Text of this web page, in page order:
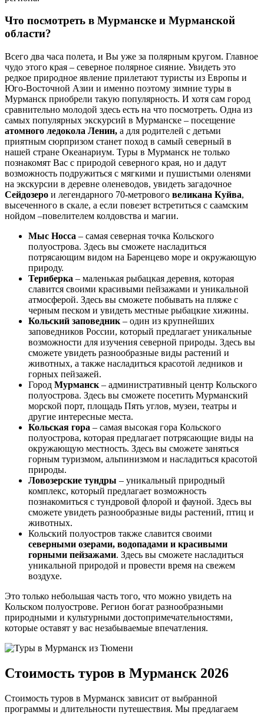
Что посмотреть в Мурманске и Мурманской
области?
Всего два часа полета, и Вы уже за полярным кругом. Главное
чудо этого края – северное полярное сияние. Увидеть это
редкое природное явление прилетают туристы из Европы и
Юго-Восточной Азии и именно поэтому зимние туры в
Мурманск приобрели такую популярность. И хотя сам город
сравнительно молодой здесь есть на что посмотреть. Одна из
самых популярных экскурсий в Мурманске – посещение
атомного ледокола Ленин, а для родителей с детьми
приятным сюрпризом станет поход в самый северный в
нашей стране Океанариум. Туры в Мурманск не только
познакомят Вас с природой северного края, но и дадут
возможность подружиться с мягкими и пушистыми оленями
на экскурсии в деревне оленеводов, увидеть загадочное
Сейдозеро и легендарного 70-метрового великана Куйва,
высеченного в скале, а если повезет встретиться с саамским
нойдом –повелителем колдовства и магии.
Мыс Носса – самая северная точка Кольского
полуострова. Здесь вы сможете насладиться
потрясающим видом на Баренцево море и окружающую
природу.
Териберка – маленькая рыбацкая деревня, которая
славится своими красивыми пейзажами и уникальной
атмосферой. Здесь вы сможете побывать на пляже с
черным песком и увидеть местные рыбацкие хижины.
Кольский заповедник – один из крупнейших
заповедников России, который предлагает уникальные
возможности для изучения северной природы. Здесь вы
сможете увидеть разнообразные виды растений и
животных, а также насладиться красотой ледников и
горных пейзажей.
Город Мурманск – административный центр Кольского
полуострова. Здесь вы сможете посетить Мурманский
морской порт, площадь Пять углов, музеи, театры и
другие интересные места.
Кольская гора – самая высокая гора Кольского
полуострова, которая предлагает потрясающие виды на
окружающую местность. Здесь вы сможете заняться
горным туризмом, альпинизмом и насладиться красотой
природы.
Ловозерские тундры – уникальный природный
комплекс, который предлагает возможность
познакомиться с тундровой флорой и фауной. Здесь вы
сможете увидеть разнообразные виды растений, птиц и
животных.
Кольский полуостров также славится своими
северными озерами, водопадами и красивыми
горными пейзажами. Здесь вы сможете насладиться
уникальной природой и провести время на свежем
воздухе.
Это только небольшая часть того, что можно увидеть на
Кольском полуострове. Регион богат разнообразными
природными и культурными достопримечательностями,
которые оставят у вас незабываемые впечатления.
Стоимость туров в Мурманск 2026
Стоимость туров в Мурманск зависит от выбранной
программы и длительности путешествия. Мы предлагаем